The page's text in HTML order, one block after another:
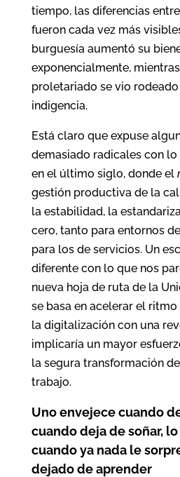
tiempo, las diferencias
fueron cada vez más
burguesía aumentó su
exponencialmente,
proletariado se vio
indigencia.
Está claro que expuse
demasiado radicales con
en el último siglo, donde el
gestión productiva de la
la estabilidad, la
cero, tanto para entornos
para los de servicios. Un
diferente con lo que nos
nueva hoja de ruta de la
se basa en acelerar el
la digitalización con una
implicaría un mayor
la segura transformación
trabajo.
Uno envejece cuando
cuando deja de soñar,
cuando ya nada le
dejado de aprender